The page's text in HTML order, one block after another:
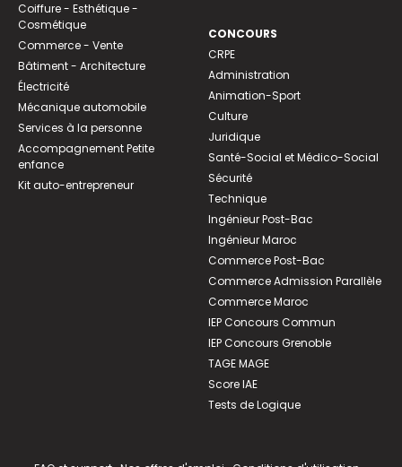
Coiffure - Esthétique -
Cosmétique
Commerce - Vente
Bâtiment - Architecture
Électricité
Mécanique automobile
Services à la personne
Accompagnement Petite
enfance
Kit auto-entrepreneur
CONCOURS
CRPE
Administration
Animation-Sport
Culture
Juridique
Santé-Social et Médico-Social
Sécurité
Technique
Ingénieur Post-Bac
Ingénieur Maroc
Commerce Post-Bac
Commerce Admission Parallèle
Commerce Maroc
IEP Concours Commun
IEP Concours Grenoble
TAGE MAGE
Score IAE
Tests de Logique